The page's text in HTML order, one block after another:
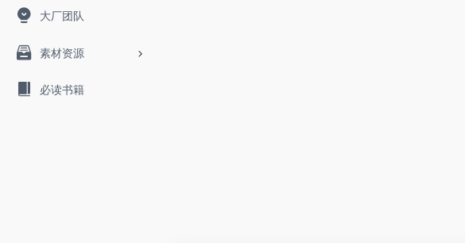
大厂团队
素材资源
必读书籍